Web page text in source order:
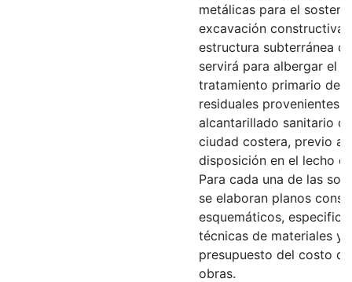
metálicas para el
excavación constructiva
estructura subterránea
servirá para albergar el
tratamiento primario de
residuales provenientes
alcantarillado sanitario
ciudad costera, previo a
disposición en el lecho
Para cada una de las
se elaboran planos
esquemáticos,
técnicas de materiales y
presupuesto del costo
obras.